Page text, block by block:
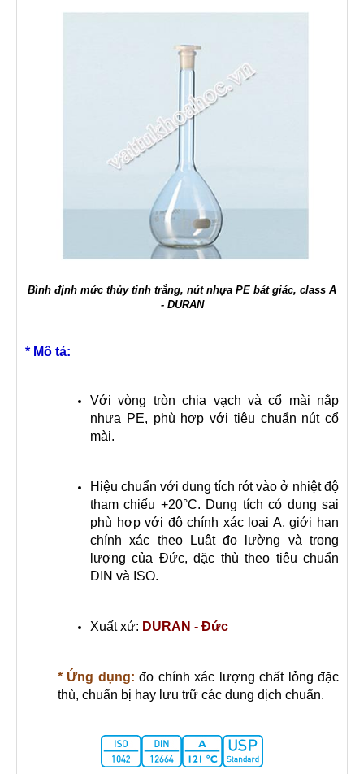
Bình định mức thủy tinh trắng, nút nhựa PE bát giác, class A
- DURAN
* Mô tả:
Với vòng tròn chia vạch và cổ mài nắp
nhựa PE, phù hợp với tiêu chuẩn nút cổ
mài.
Hiệu chuẩn với dung tích rót vào ở nhiệt độ
tham chiếu +20°C. Dung tích có dung sai
phù hợp với độ chính xác loại A, giới hạn
chính xác theo Luật đo lường và trọng
lượng của Đức, đặc thù theo tiêu chuẩn
DIN và ISO.
Xuất xứ: DURAN - Đức
* Ứng dụng: đo chính xác lượng chất lỏng đặc
thù, chuẩn bị hay lưu trữ các dung dịch chuẩn.